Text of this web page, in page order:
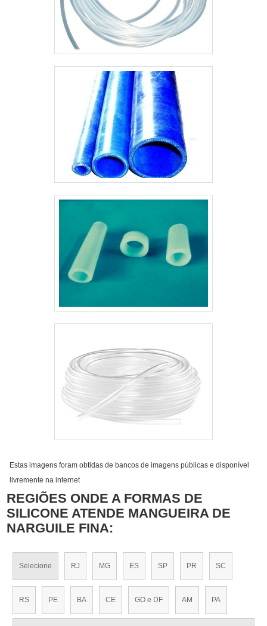
Estas imagens foram obtidas de bancos de imagens públicas e disponível
livremente na internet
REGIÕES ONDE A FORMAS DE
SILICONE ATENDE MANGUEIRA DE
NARGUILE FINA:
Selecione RJ MG ES SP PR SC
RS PE BA CE GO e DF AM PA